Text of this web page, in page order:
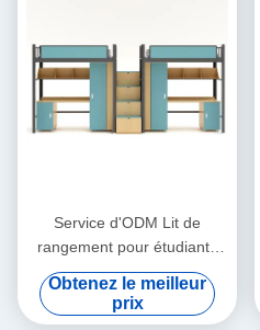
Service d'ODM Lit de
rangement pour étudiants
avec escaliers et bureau
pour l'école
Obtenez le meilleur
prix